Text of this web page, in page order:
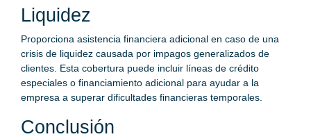
Liquidez
Proporciona asistencia financiera adicional en caso de una
crisis de liquidez causada por impagos generalizados de
clientes. Esta cobertura puede incluir líneas de crédito
especiales o financiamiento adicional para ayudar a la
empresa a superar dificultades financieras temporales.
Conclusión